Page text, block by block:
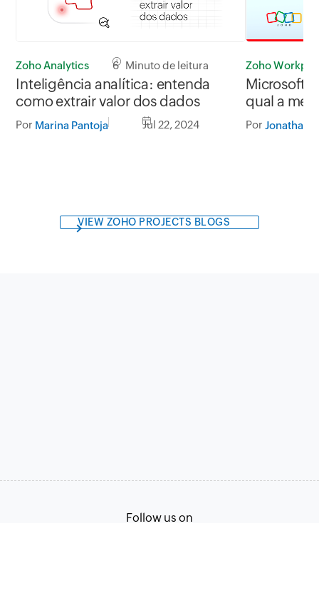
Zoho Analytics 6 Minuto de leitura
Inteligência analítica: entenda
como extrair valor dos dados
Por Marina Pantoja Jul 22, 2024
Zoho
Microsoft
qual a
para sua
Por Jonathan
VIEW ZOHO PROJECTS BLOGS
Follow us on